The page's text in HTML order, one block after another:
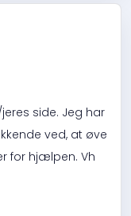
side. Jeg har
ved, at øve
for hjælpen. Vh